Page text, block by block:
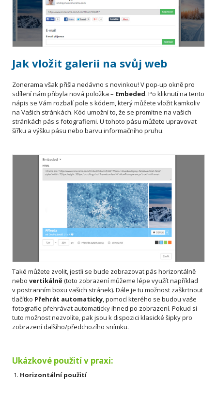
Jak vložit galerii na svůj web
Zonerama však přišla nedávno s novinkou! V pop-up okně pro
sdílení nám přibyla nová položka – Embeded. Po kliknutí na tento
nápis se Vám rozbalí pole s kódem, který můžete vložit kamkoliv
na Vašich stránkách. Kód umožní to, že se promítne na vašich
stránkách pás s fotografiemi. U tohoto pásu můžete upravovat
šířku a výšku pásu nebo barvu informačního pruhu.
Také můžete zvolit, jestli se bude zobrazovat pás horizontálně
nebo vertikálně(toto zobrazení můžeme lépe využít například
v postranním boxu vašich stránek). Dále je tu možnost zaškrtnout
tlačítko Přehrát automaticky, pomocí kterého se budou vaše
fotografie přehrávat automaticky ihned po zobrazení. Pokud si
tuto možnost nezvolíte, pak jsou k dispozici klasické šipky pro
zobrazení dalšího/předchozího snímku.
Ukázkové použití v praxi:
1. Horizontální použití